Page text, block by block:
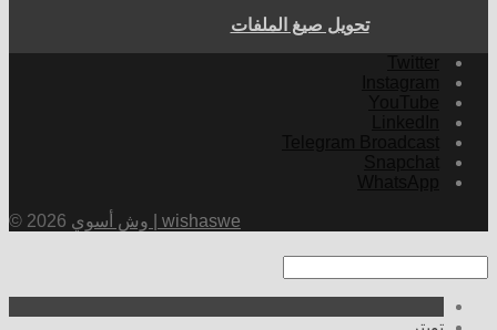
تحويل صيغ الملفات
© 2026 وش أسوي | wishaswe